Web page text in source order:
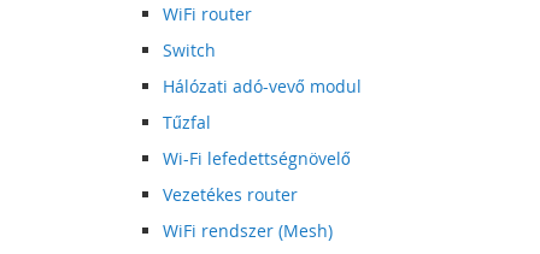
WiFi router
Switch
Hálózati adó-vevő modul
Tűzfal
Wi-Fi lefedettségnövelő
Vezetékes router
WiFi rendszer (Mesh)